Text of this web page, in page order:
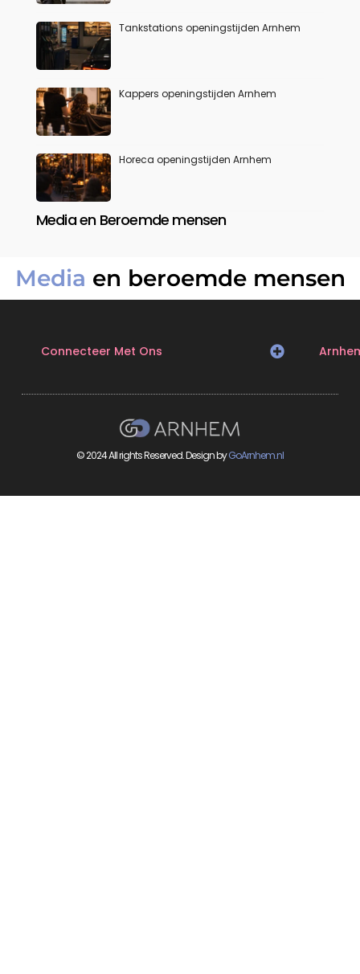
Tankstations openingstijden Arnhem
Kappers openingstijden Arnhem
Horeca openingstijden Arnhem
Media en Beroemde mensen
Media en beroemde mensen
Connecteer Met Ons
© 2024 All rights Reserved. Design byGoArnhem.nl